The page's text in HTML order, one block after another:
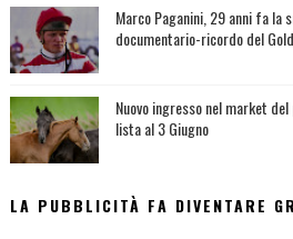
Marco Paganini, 29 anni fa la
documentario-ricordo del
Nuovo ingresso nel market
lista al 3 Giugno
LA PUBBLICITÀ FA DIVENTARE